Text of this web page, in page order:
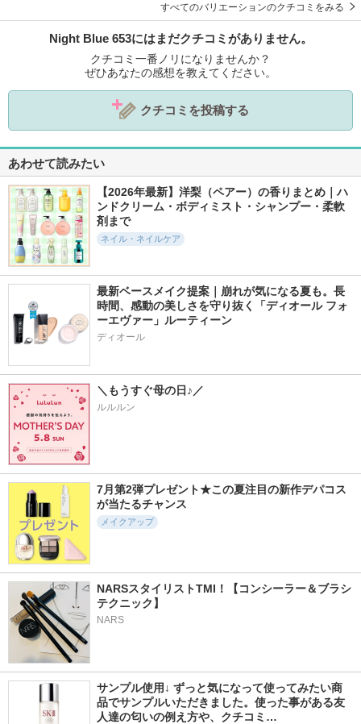
すべてのバリエーションのクチコミをみる
Night Blue 653にはまだクチコミがありません。
クチコミ一番ノリになりませんか？
ぜひあなたの感想を教えてください。
クチコミを投稿する
あわせて読みたい
【2026年最新】洋梨（ペアー）の香りまとめ｜ハ
ンドクリーム・ボディミスト・シャンプー・柔軟
剤まで
ネイル・ネイルケア
最新ベースメイク提案｜崩れが気になる夏も。長
時間、感動の美しさを守り抜く「ディオール フォ
ーエヴァー」ルーティーン
ディオール
＼もうすぐ母の日♪／
ルルルン
7月第2弾プレゼント★この夏注目の新作デパコス
が当たるチャンス
メイクアップ
NARSスタイリストTMI！【コンシーラー＆ブラシ
テクニック】
NARS
サンプル使用↓ ずっと気になって使ってみたい商
品でサンプルいただきました。使った事がある友
人達の匂いの例え方や、クチコミ…